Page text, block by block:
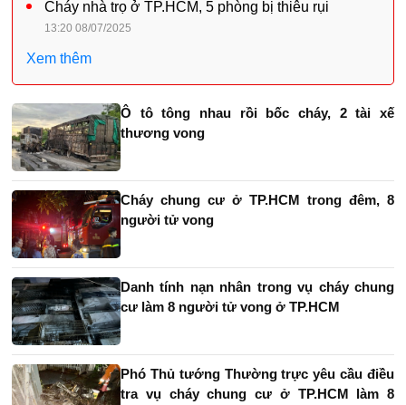
Cháy nhà trọ ở TP.HCM, 5 phòng bị thiêu rụi
13:20 08/07/2025
Xem thêm
Ô tô tông nhau rồi bốc cháy, 2 tài xế
thương vong
Cháy chung cư ở TP.HCM trong đêm, 8
người tử vong
Danh tính nạn nhân trong vụ cháy chung
cư làm 8 người tử vong ở TP.HCM
Phó Thủ tướng Thường trực yêu cầu điều
tra vụ cháy chung cư ở TP.HCM làm 8